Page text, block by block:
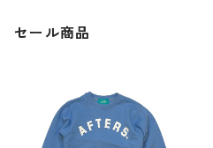
セール商品